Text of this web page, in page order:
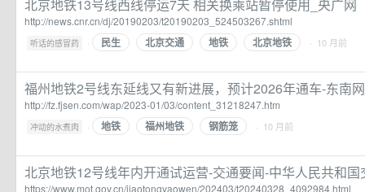
北京地铁13号线西线停运7天 相关换乘站暂停使用_央广网
http://news.cnr.cn/dj/20190203/t20190203_524503267.shtml
听话的感冒药 · 民生 北京交通 地铁 北京地铁 · 10 月前
福州地铁2号线东延线又有新进展，预计2026年通车-东南
http://fz.fjsen.com/wap/2023-01/03/content_31218247.htm
冲动的水煮肉 · 地铁 福州地铁 钢筋笼 · 10 月前
北京地铁12号线年内开通试运营-交通要闻-中华人民共和国
https://www.mot.gov.cn/jiaotongyaowen/202403/t20240328_4092984.html